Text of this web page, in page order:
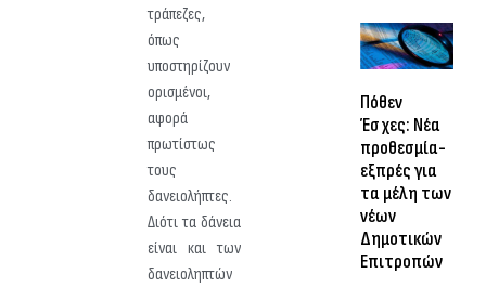
τράπεζες,
όπως
υποστηρίζουν
ορισμένοι,
αφορά
πρωτίστως
τους
δανειολήπτες.
Διότι τα δάνεια
είναι και των
δανειοληπτών
Πόθεν
Έσχες: Νέα
προθεσμία-
εξπρές για
τα μέλη των
νέων
Δημοτικών
Επιτροπών